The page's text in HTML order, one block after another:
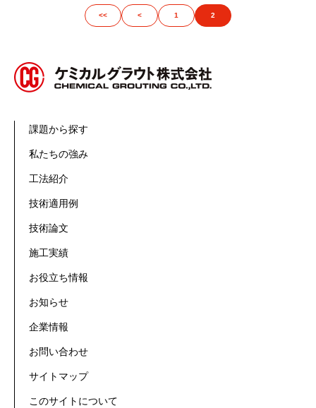
<< < 1 2
課題から探す
私たちの強み
工法紹介
技術適用例
技術論文
施工実績
お役立ち情報
お知らせ
企業情報
お問い合わせ
サイトマップ
このサイトについて